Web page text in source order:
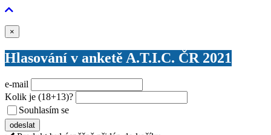
×
Hlasování v anketě A.T.I.C. ČR 2021
e-mail
Kolik je (18+13)?
Souhlasím se
odeslat